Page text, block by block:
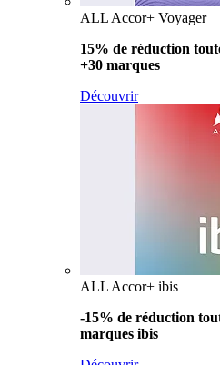
ALL Accor+ Voyager
15% de réduction
+30 marques
Découvrir
ALL Accor+ ibis
-15% de réduction
marques ibis